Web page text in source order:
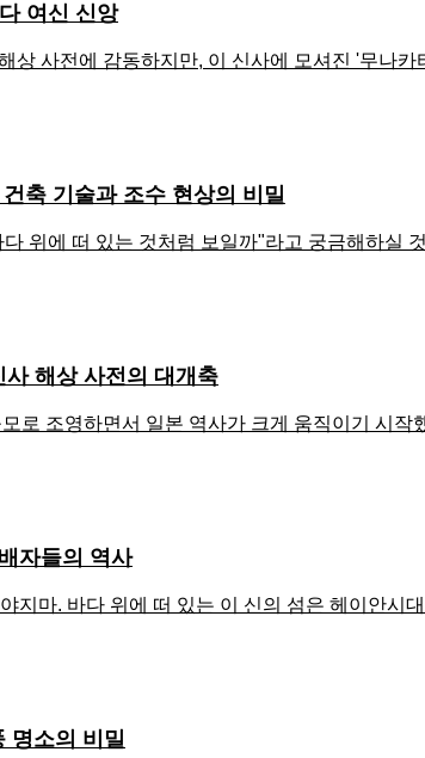
여신 신앙
상 사전에 감동하지만, 이 신사에 모셔진 '무나
축 기술과 조수 현상의 비밀
위에 떠 있는 것처럼 보일까"라고 궁금해하실
해상 사전의 대개축
로 조영하면서 일본 역사가 크게 움직이기 시
자들의 역사
지마. 바다 위에 떠 있는 이 신의 섬은 헤이안
명소의 비밀